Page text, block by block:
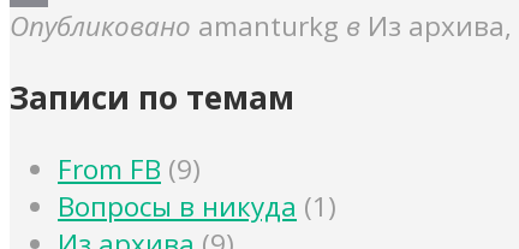
Print
Опубликовано amanturkg в Из архива,
Записи по темам
From FB (9)
Вопросы в никуда (1)